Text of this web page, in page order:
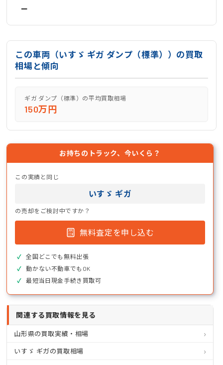
ー
この車両（いすゞ ギガ ダンプ（標準））の買取
相場と傾向
ギガ ダンプ（標準）の平均買取相場
150万円
お持ちのトラック、今いくら？
この実績と同じ
いすゞ ギガ
の売却をご検討中ですか？
無料査定を申し込む
全国どこでも無料出張
動かない不動車でもOK
最短当日現金手続き買取可
関連する買取情報を見る
山形県の買取実績・相場
いすゞ ギガの買取相場